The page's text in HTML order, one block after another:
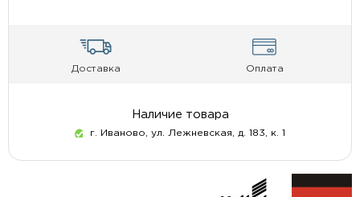
Доставка Оплата
Наличие товара
г. Иваново, ул. Лежневская, д. 183, к. 1